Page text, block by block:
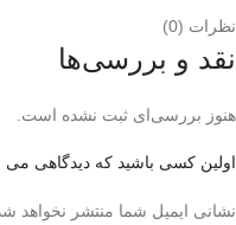
نظرات (0)
نقد و بررسی‌ها
هنوز بررسی‌ای ثبت نشده است.
اولین کسی باشید که دیدگاهی می
نشانی ایمیل شما منتشر نخواهد